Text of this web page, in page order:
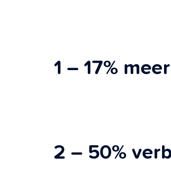
1 – 17%
2 – 50%